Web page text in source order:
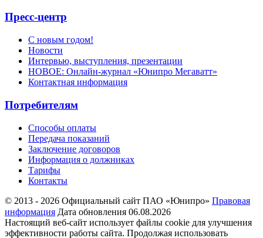
Пресс-центр
С новым годом!
Новости
Интервью, выступления, презентации
НОВОЕ: Онлайн-журнал «Юнипро Мегаватт»
Контактная информация
Потребителям
Способы оплаты
Передача показаний
Заключение договоров
Информация о должниках
Тарифы
Контакты
© 2013 - 2026 Официальный сайт ПАО «Юнипро» Правовая
информация Дата обновления 06.08.2026
Настоящий веб-сайт использует файлы cookie для улучшения
эффективности работы сайта. Продолжая использовать